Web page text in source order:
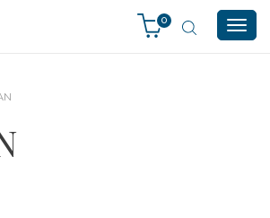
0